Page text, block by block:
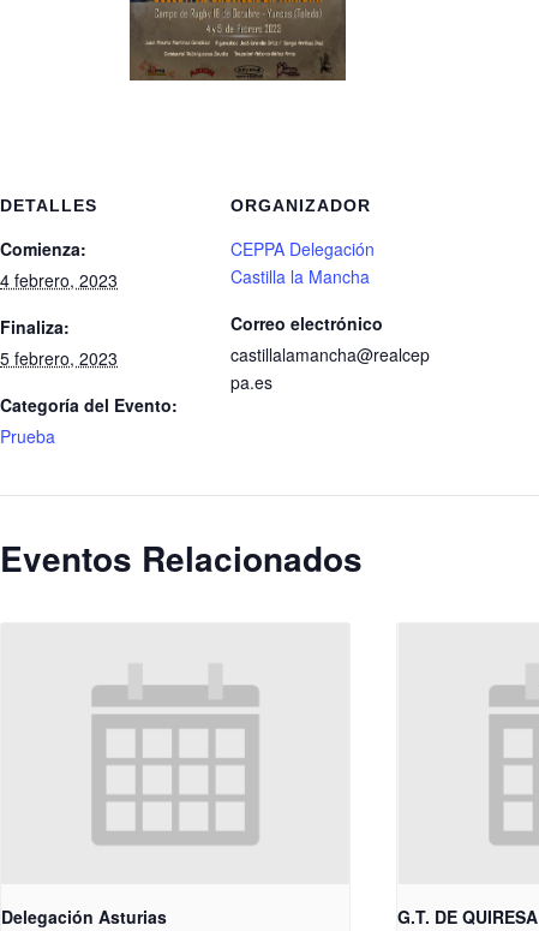
DETALLES
Comienza:
4 febrero, 2023
Finaliza:
5 febrero, 2023
Categoría del Evento:
Prueba
ORGANIZADOR
CEPPA Delegación
Castilla la Mancha
Correo electrónico
castillalamancha@realcep
pa.es
Eventos Relacionados
Delegación Asturias G.T. DE QUIRESA